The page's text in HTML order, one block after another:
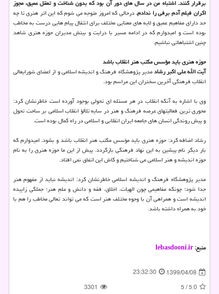
برقرار کنند. اشتباه من در سال های دور آن بود که بدون شناخت و تعقل عمیق، مجوز
اکران فیلم آدم برفی را ندادم.درحالی که امروز متوجه می شوم که این اثر هنری تا چه
حد دارای مفاهیم عمیق و لایه های معنایی مختلف برای انتقال پیام هایی درست به مخاطب
بوده است و امیدوارم که در ادامه مسیر با درایت و بینش مدیران حوزه هنری شاهد
چنین اشتباهاتی نباشیم.
حوزه هنری باید مؤسس مکتب هنر انقلاب باشد
آیت الله علی اکبر رشادمدیر پژوهشگاه فرهنگ و اندیشه اسلامی و از اعضای شورایعالی
انقلاب فرهنگی آخرین سخنران این مراسم بود.
وی با اشاره به آنکه انقلاب در هر مسئله ای تحولی بوجود آورده است خاطرنشان کرد:
محوری ترین فعالیتهای عرصه فرهنگ و هنر در سایه تلألؤ انقلاب اسلامی بر ساحت تحول
و پیش روندگی انسان های جامعه ایران انقلابی و اسلامی در راه کمال بوده است.
رشاد اضافه کرد: حوزه هنری باید مؤسس مکتب هنر انقلاب باشد و بشود. امیدوارم که
بار دیگر نام پیشین به این نهاد فرهنگی بازگردد. پیش از این ما حوزه هنری را به نام
حوزه اندیشه و هنر اسلامی می شناختیم و کاش این اتفاق نمی افتاد.
مدیر پژوهشگاه فرهنگ و اندیشه اسلامی خاطرنشان کرد: اندیشه نباید از مفهوم هنر
جدا شود؛ چونکه مفاهیمی چون الهیات، اخلاق، فقه و دانش و علمِ هنر؛ جملگی زاییده
اندیشه است و همراهی آن با وجوه مختلف هنر است که می تواند تعالی مخاطب را هم با
خود به همراه داشته باشد.
منبع:lebasdooni.ir
1399/04/08
23:32:30
5.0
/
5
3301